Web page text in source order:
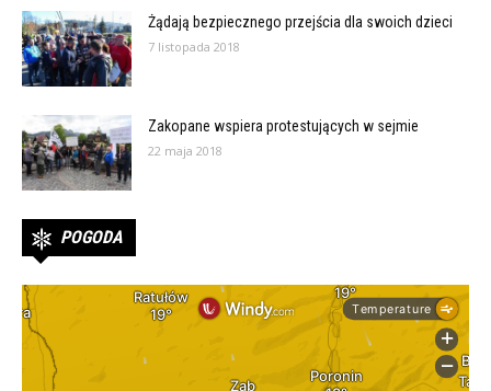
Żądają bezpiecznego przejścia dla swoich dzieci
7 listopada 2018
Zakopane wspiera protestujących w sejmie
22 maja 2018
POGODA